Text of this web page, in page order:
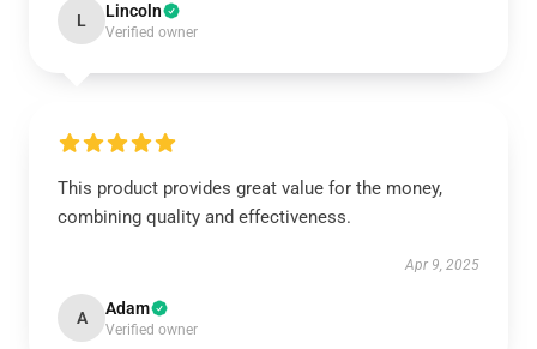
L Lincoln
Verified owner
This product provides great value for the money,
combining quality and effectiveness.
Apr 9, 2025
A Adam
Verified owner